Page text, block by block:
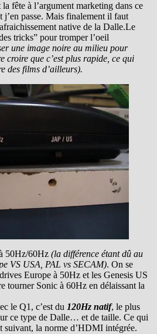
fête à l’argument marketing dans ce
passe. Mais finalement il faut
native de la Dalle.Le
tricks” pour tromper l’oeil
une image noire au milieu pour
croire que c’est plus rapide, ce qui
des films d’ailleurs).
50Hz/60Hz (la différence étant dû au
VS USA, PAL vs SECAM). On se
Europe à 50Hz et les Genesis US
tourner Sonic à 60Hz en délaissant la
le Q1, c’est du 120Hz natif, le plus
ce type de Dalle… et de taille. Ce qui
suivant, la norme d’HDMI intégrée.